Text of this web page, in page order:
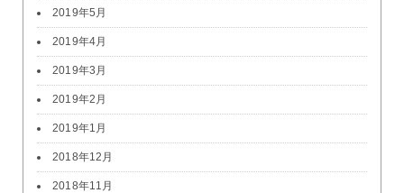
2019年5月
2019年4月
2019年3月
2019年2月
2019年1月
2018年12月
2018年11月